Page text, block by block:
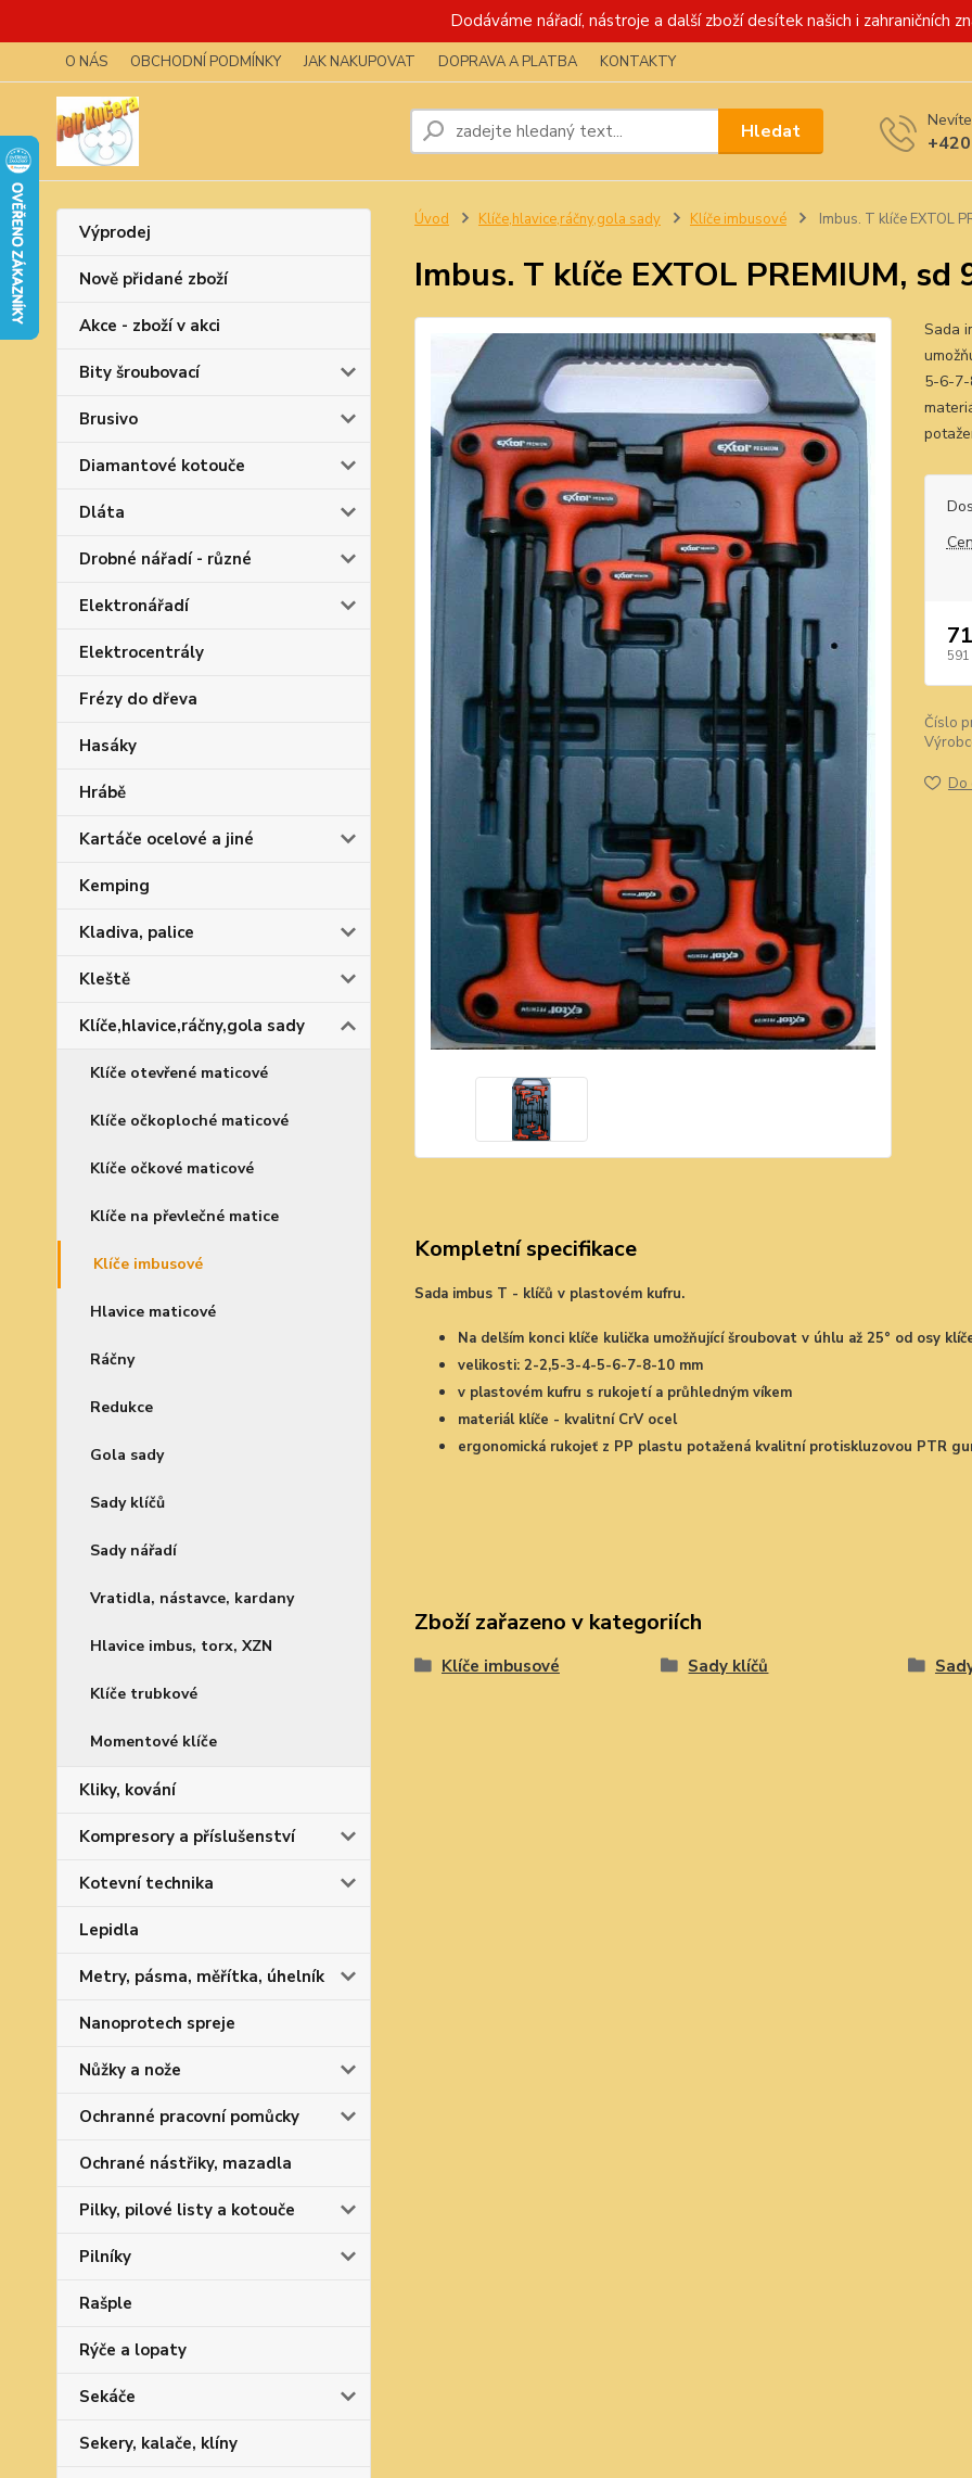
Dodáváme nářadí, nástroje a další zboží desítek našich i zahraničních
O NÁS OBCHODNÍ PODMÍNKY JAK NAKUPOVAT DOPRAVA A PLATBA KONTAKTY
Hledat
Výprodej
Nově přidané zboží
Akce - zboží v akci
Bity šroubovací
Brusivo
Diamantové kotouče
Dláta
Drobné nářadí - různé
Elektronářadí
Elektrocentrály
Frézy do dřeva
Hasáky
Hrábě
Kartáče ocelové a jiné
Kemping
Kladiva, palice
Kleště
Klíče,hlavice,ráčny,gola sady
Klíče otevřené maticové
Klíče očkoploché maticové
Klíče očkové maticové
Klíče na převlečné matice
Klíče imbusové
Hlavice maticové
Ráčny
Redukce
Gola sady
Sady klíčů
Sady nářadí
Vratidla, nástavce, kardany
Hlavice imbus, torx, XZN
Klíče trubkové
Momentové klíče
Kliky, kování
Kompresory a příslušenství
Kotevní technika
Lepidla
Metry, pásma, měřítka, úhelník
Nanoprotech spreje
Nůžky a nože
Ochranné pracovní pomůcky
Ochrané nástřiky, mazadla
Pilky, pilové listy a kotouče
Pilníky
Rašple
Rýče a lopaty
Sekáče
Sekery, kalače, klíny
Úvod Klíče,hlavice,ráčny,gola sady Klíče imbusové Imbus. T klíče EXTOL
Imbus. T klíče EXTOL PREMIUM, sd
Sada
5-6-7-
591
Číslo
Do
Kompletní specifikace
Sada imbus T - klíčů v plastovém kufru.
Na delším konci klíče kulička umožňující šroubovat v úhlu až 25° od osy
velikosti: 2-2,5-3-4-5-6-7-8-10 mm
v plastovém kufru s rukojetí a průhledným víkem
materiál klíče - kvalitní CrV ocel
ergonomická rukojeť z PP plastu potažená kvalitní protiskluzovou PTR
Zboží zařazeno v kategoriích
Klíče imbusové Sady klíčů